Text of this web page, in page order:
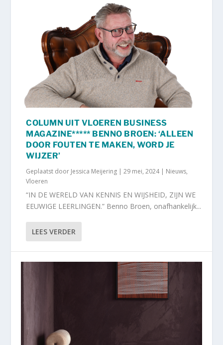
COLUMN UIT VLOEREN BUSINESS
MAGAZINE***** BENNO BROEN: ‘ALLEEN
DOOR FOUTEN TE MAKEN, WORD JE
WIJZER’
Geplaatst door Jessica Meijering |29 mei, 2024| Nieuws,
Vloeren
“IN DE WERELD VAN KENNIS EN WIJSHEID, ZIJN WE
EEUWIGE LEERLINGEN.” Benno Broen, onafhankelijk...
LEES VERDER